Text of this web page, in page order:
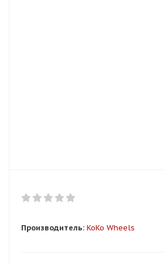
Производитель: KoKo Wheels